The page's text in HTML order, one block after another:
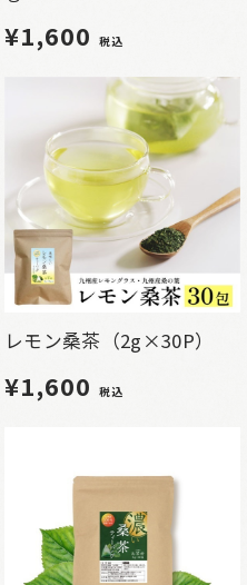
¥1,600 税込
レモン桑茶（2g×30P）
¥1,600 税込